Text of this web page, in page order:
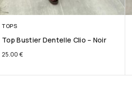
TOPS
Top Bustier Dentelle Clio – Noir
25.00 €